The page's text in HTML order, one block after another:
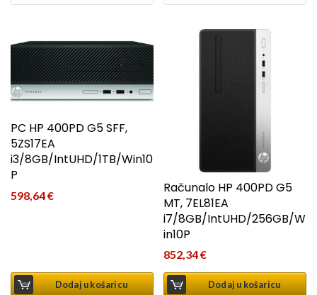
PC HP 400PD G5 SFF,
5ZS17EA
i3/8GB/IntUHD/1TB/Win10
P
598,64€
Dodaj u košaricu
Računalo HP 400PD G5
MT, 7EL81EA
i7/8GB/IntUHD/256GB/W
in10P
852,34€
Dodaj u košaricu